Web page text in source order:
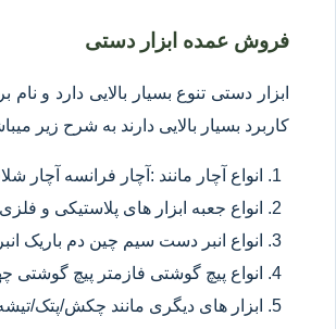
فروش عمده ابزار دستی
ابزار دستی تنوع بسیار بالایی دارد و
کاربرد بسیار بالایی دارند به شرح زیر
انواع آچار مانند :آچار فرانسه آچار
انواع جعبه ابزار های پلاستیکی و
انواع انبر دست سیم چین دم باریک
انواع پیچ گوشتی فازمتر پیچ
ابزار های دیگری مانند چکش/پتک/